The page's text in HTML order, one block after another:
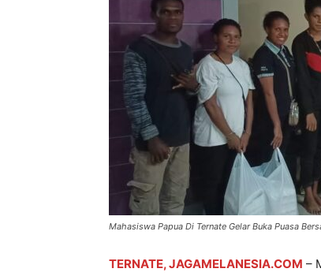
Mahasiswa Papua Di Ternate Gelar Buka Puasa
TERNATE, JAGAMELANESIA.COM –